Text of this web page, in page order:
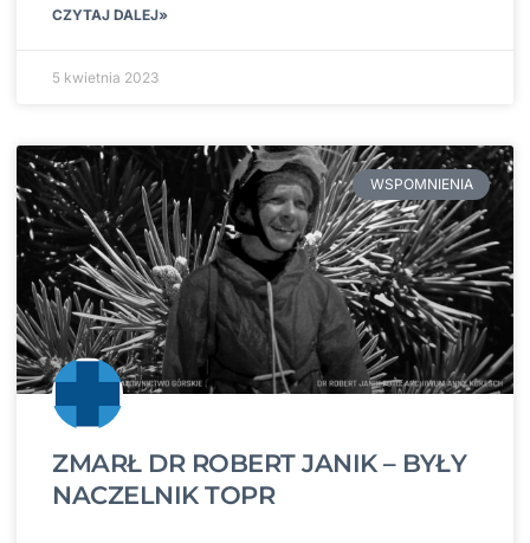
CZYTAJ DALEJ»
5 kwietnia 2023
WSPOMNIENIA
ZMARŁ DR ROBERT JANIK – BYŁY
NACZELNIK TOPR